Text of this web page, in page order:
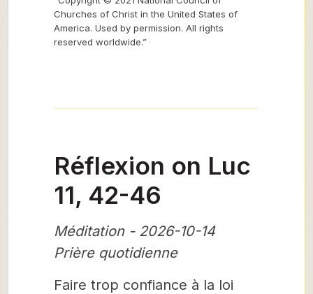
Churches of Christ in the United States of
America. Used by permission. All rights
reserved worldwide.”
Réflexion on Luc
11, 42-46
Méditation - 2026-10-14
Prière quotidienne
Faire trop confiance à la loi